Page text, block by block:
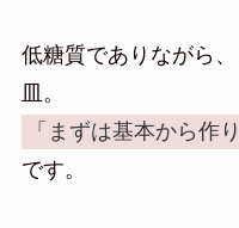
低糖質でありながら
皿。
「まずは基本から作
です。